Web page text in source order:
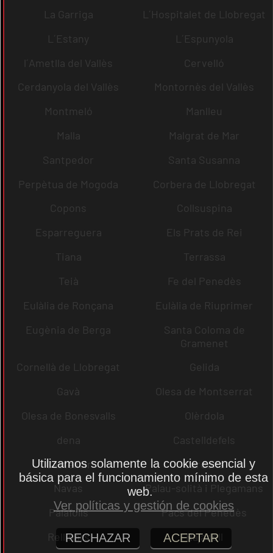
La Garriga
L´Hospitalet de Llobregat
L´Estany
L´Espunyola
l´Ametlla del Vallès
Cervelló
Cerdanyola del Vallès
Montornès del Vallès
Montmeló
Manlleu
Malla
Malgrat de Mar
Santpedor
Santa Susanna
Perpètua de Mogoda
Corbera de Llobregat
Copons
Collsuspina
Esparreguera
Els Prats de Rei
Tiana
Terrassa
Teià
Fe del Penedès
Eulàlia de Ronçana
Eulàlia de Riuprimer
Eugènia de Berga
Santa Coloma de
Gramenet
Cornellà de Llobregat
Gelida
Gavà
Olesa de Montserrat
Olesa de Bonesvalls
Olèrdola
dena
Castelldefels
Castellcir
Cardona
Navas
Palau-solità i Plegamans
Palafolls
Pacs del Penedès
Rellinars
Rajadell
Utilizamos solamente la cookie esencial y
básica para el funcionamiento mínimo de esta
web.
Ver políticas y gestión de cookies
RECHAZAR ACEPTAR